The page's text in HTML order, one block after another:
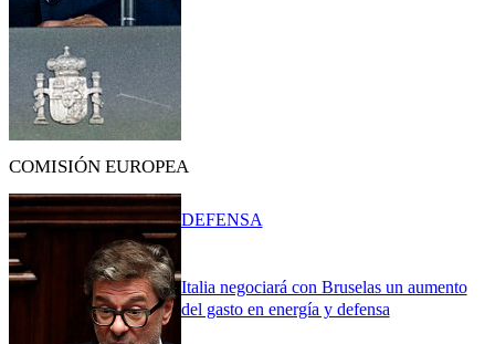
COMISIÓN EUROPEA
Italia negociará con Bruselas un aumento
del gasto en energía y defensa
DEFENSA